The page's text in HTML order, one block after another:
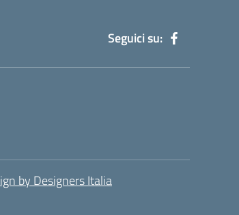
Seguici su:
by Designers Italia